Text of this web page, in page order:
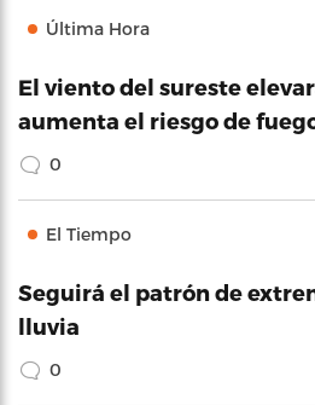
Última Hora
El viento del sureste
aumenta el riesgo de
0
El Tiempo
Seguirá el patrón de
lluvia
0